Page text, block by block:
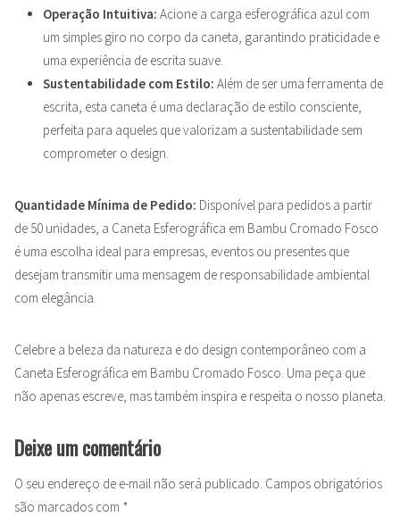
Operação Intuitiva: Acione a carga esferográfica azul com
um simples giro no corpo da caneta, garantindo praticidade e
uma experiência de escrita suave.
Sustentabilidade com Estilo: Além de ser uma ferramenta de
escrita, esta caneta é uma declaração de estilo consciente,
perfeita para aqueles que valorizam a sustentabilidade sem
comprometer o design.
Quantidade Mínima de Pedido: Disponível para pedidos a partir
de 50 unidades, a Caneta Esferográfica em Bambu Cromado Fosco
é uma escolha ideal para empresas, eventos ou presentes que
desejam transmitir uma mensagem de responsabilidade ambiental
com elegância.
Celebre a beleza da natureza e do design contemporâneo com a
Caneta Esferográfica em Bambu Cromado Fosco. Uma peça que
não apenas escreve, mas também inspira e respeita o nosso planeta.
Deixe um comentário
O seu endereço de e-mail não será publicado. Campos obrigatórios
são marcados com *